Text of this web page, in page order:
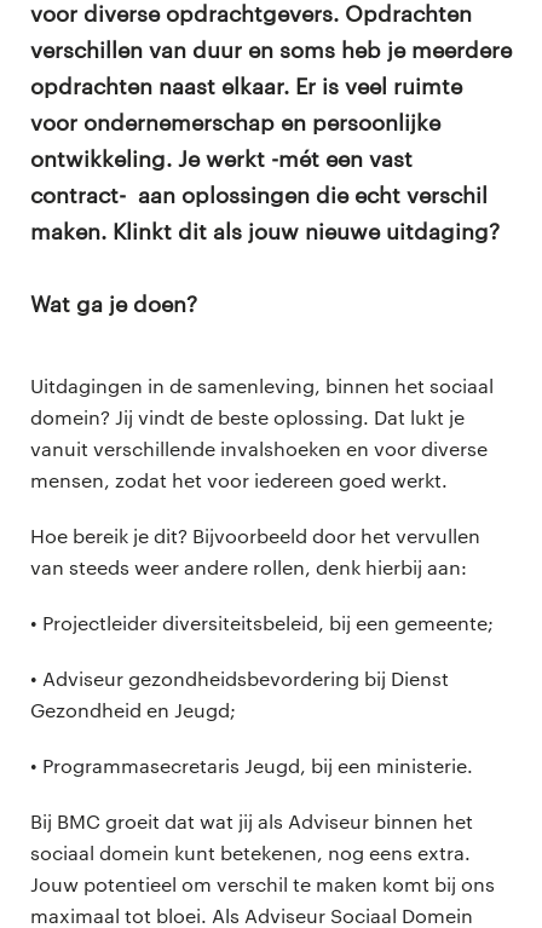
voor diverse opdrachtgevers. Opdrachten
verschillen van duur en soms heb je meerdere
opdrachten naast elkaar. Er is veel ruimte
voor ondernemerschap en persoonlijke
ontwikkeling. Je werkt -mét een vast
contract- aan oplossingen die echt verschil
maken. Klinkt dit als jouw nieuwe uitdaging?
Wat ga je doen?
Uitdagingen in de samenleving, binnen het sociaal
domein? Jij vindt de beste oplossing. Dat lukt je
vanuit verschillende invalshoeken en voor diverse
mensen, zodat het voor iedereen goed werkt.
Hoe bereik je dit? Bijvoorbeeld door het vervullen
van steeds weer andere rollen, denk hierbij aan:
• Projectleider diversiteitsbeleid, bij een gemeente;
• Adviseur gezondheidsbevordering bij Dienst
Gezondheid en Jeugd;
• Programmasecretaris Jeugd, bij een ministerie.
Bij BMC groeit dat wat jij als Adviseur binnen het
sociaal domein kunt betekenen, nog eens extra.
Jouw potentieel om verschil te maken komt bij ons
maximaal tot bloei. Als Adviseur Sociaal Domein